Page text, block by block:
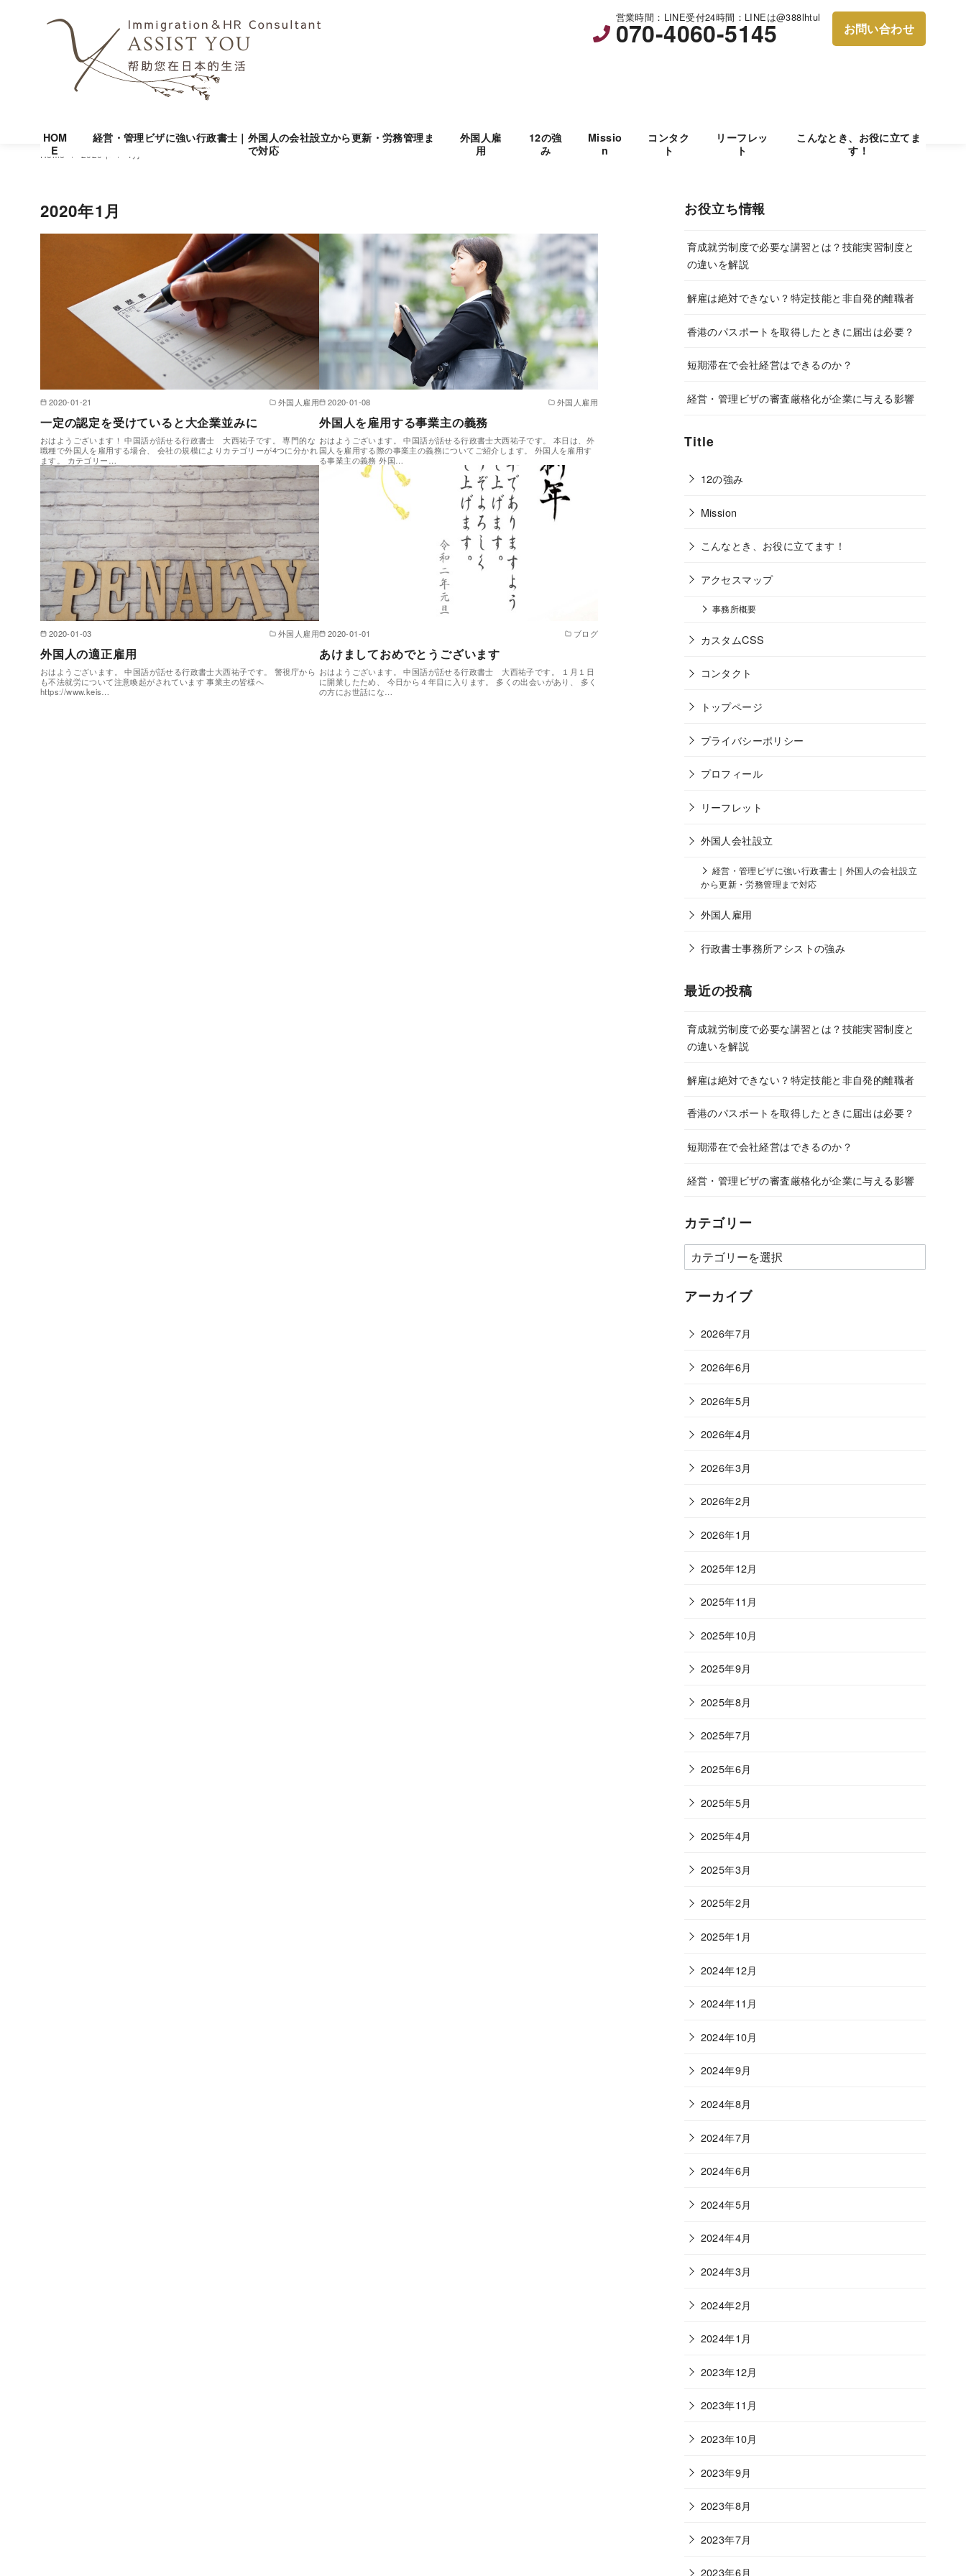
営業時間：LINE受付24時間：LINEは@388lhtul
070-4060-5145 お問い合わせ
HOM
E
経営・管理ビザに強い行政書士｜外国人の会社設立から更新・労務管理ま
で対応
外国人雇
用
12の強
み
Missio
n
コンタク
ト
リーフレッ
ト
こんなとき、お役に立てま
す！
Home 2020年 1月
2020年1月
2020-01-21 外国人雇用
一定の認定を受けていると大企業並みに
おはようございます！ 中国語が話せる行政書士 大西祐子です。 専門的な
職種で外国人を雇用する場合、 会社の規模によりカテゴリーが4つに分かれ
ます。 カテゴリー…
2020-01-08 外国人雇用
外国人を雇用する事業主の義務
おはようございます。 中国語が話せる行政書士大西祐子です。 本日は、外
国人を雇用する際の事業主の義務についてご紹介します。 外国人を雇用す
る事業主の義務 外国…
2020-01-03 外国人雇用
外国人の適正雇用
おはようございます。 中国語が話せる行政書士大西祐子です。 警視庁から
も不法就労について注意喚起がされています 事業主の皆様へ
https://www.keis…
2020-01-01 ブログ
あけましておめでとうございます
おはようございます。 中国語が話せる行政書士 大西祐子です。 １月１日
に開業したため、 今日から４年目に入ります。 多くの出会いがあり、 多く
の方にお世話にな…
お役立ち情報
育成就労制度で必要な講習とは？技能実習制度と
の違いを解説
解雇は絶対できない？特定技能と非自発的離職者
香港のパスポートを取得したときに届出は必要？
短期滞在で会社経営はできるのか？
経営・管理ビザの審査厳格化が企業に与える影響
Title
12の強み
Mission
こんなとき、お役に立てます！
アクセスマップ
事務所概要
カスタムCSS
コンタクト
トップページ
プライバシーポリシー
プロフィール
リーフレット
外国人会社設立
経営・管理ビザに強い行政書士｜外国人の会社設立
から更新・労務管理まで対応
外国人雇用
行政書士事務所アシストの強み
最近の投稿
育成就労制度で必要な講習とは？技能実習制度と
の違いを解説
解雇は絶対できない？特定技能と非自発的離職者
香港のパスポートを取得したときに届出は必要？
短期滞在で会社経営はできるのか？
経営・管理ビザの審査厳格化が企業に与える影響
カテゴリー
カ
テ
ゴ
ー
アーカイブ
2026年7月
2026年6月
2026年5月
2026年4月
2026年3月
2026年2月
2026年1月
2025年12月
2025年11月
2025年10月
2025年9月
2025年8月
2025年7月
2025年6月
2025年5月
2025年4月
2025年3月
2025年2月
2025年1月
2024年12月
2024年11月
2024年10月
2024年9月
2024年8月
2024年7月
2024年6月
2024年5月
2024年4月
2024年3月
2024年2月
2024年1月
2023年12月
2023年11月
2023年10月
2023年9月
2023年8月
2023年7月
2023年6月